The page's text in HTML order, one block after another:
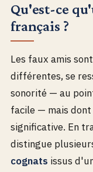
Qu'est-ce
français ?
Les faux amis
différentes, se
sonorité — au
facile — mais dont
significative. En
distingue
cognats issus